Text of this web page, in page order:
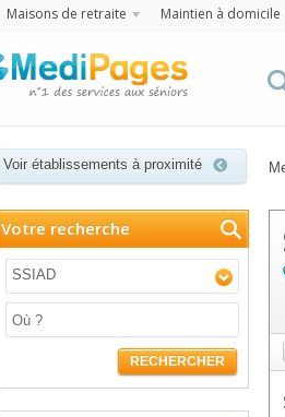
Maisons de retraite Maintien à domicile
Voir établissements à proximité
Votre recherche
SSIAD
RECHERCHER